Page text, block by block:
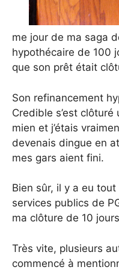
me jour de ma saga
hypothécaire de 100
que son prêt était
Son refinancement
Credible s’est
mien et j’étais
devenais dingue en
mes gars aient fini.
Bien sûr, il y a eu
services publics de
ma clôture de 10
Très vite, plusieurs
commencé à